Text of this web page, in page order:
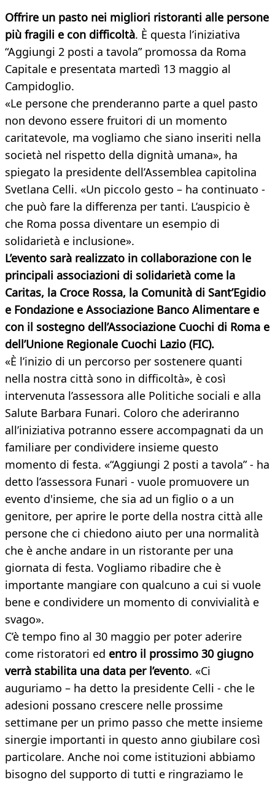
Offrire un pasto nei migliori ristoranti alle persone
più fragili e con difficoltà. È questa l’iniziativa
“Aggiungi 2 posti a tavola” promossa da Roma
Capitale e presentata martedì 13 maggio al
Campidoglio.
«Le persone che prenderanno parte a quel pasto
non devono essere fruitori di un momento
caritatevole, ma vogliamo che siano inseriti nella
società nel rispetto della dignità umana», ha
spiegato la presidente dell’Assemblea capitolina
Svetlana Celli. «Un piccolo gesto – ha continuato -
che può fare la differenza per tanti. L’auspicio è
che Roma possa diventare un esempio di
solidarietà e inclusione».
L’evento sarà realizzato in collaborazione con le
principali associazioni di solidarietà come la
Caritas, la Croce Rossa, la Comunità di Sant’Egidio
e Fondazione e Associazione Banco Alimentare e
con il sostegno dell’Associazione Cuochi di Roma e
dell’Unione Regionale Cuochi Lazio (FIC).
«È l’inizio di un percorso per sostenere quanti
nella nostra città sono in difficoltà», è così
intervenuta l’assessora alle Politiche sociali e alla
Salute Barbara Funari. Coloro che aderiranno
all’iniziativa potranno essere accompagnati da un
familiare per condividere insieme questo
momento di festa. «“Aggiungi 2 posti a tavola” - ha
detto l’assessora Funari - vuole promuovere un
evento d'insieme, che sia ad un figlio o a un
genitore, per aprire le porte della nostra città alle
persone che ci chiedono aiuto per una normalità
che è anche andare in un ristorante per una
giornata di festa. Vogliamo ribadire che è
importante mangiare con qualcuno a cui si vuole
bene e condividere un momento di convivialità e
svago».
C’è tempo fino al 30 maggio per poter aderire
come ristoratori ed entro il prossimo 30 giugno
verrà stabilita una data perl’evento. «Ci
auguriamo – ha detto la presidente Celli - che le
adesioni possano crescere nelle prossime
settimane per un primo passo che mette insieme
sinergie importanti in questo anno giubilare così
particolare. Anche noi come istituzioni abbiamo
bisogno del supporto di tutti e ringraziamo le